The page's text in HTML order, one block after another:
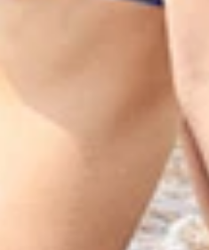
を呼んでいるＳＵＰＥＲ☆Ｇ